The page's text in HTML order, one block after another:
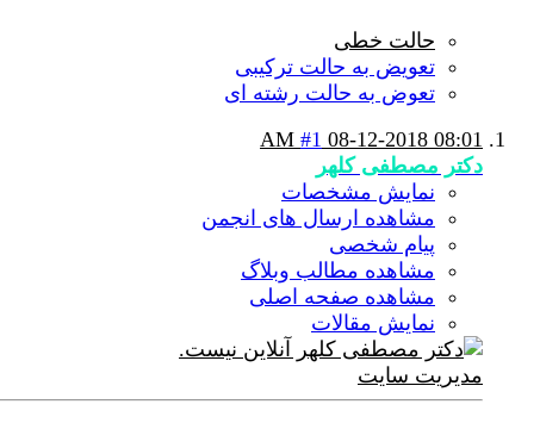
حالت خطی
تعویض به حالت ترکیبی
تعوض به حالت رشته ای
08-12-2018 08:01 AM
#1
دکتر مصطفی کلهر
نمایش مشخصات
مشاهده ارسال های انجمن
پیام شخصی
مشاهده مطالب وبلاگ
مشاهده صفحه اصلی
نمایش مقالات
مدیریت سایت